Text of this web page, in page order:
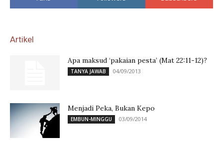
Artikel
Apa maksud ‘pakaian pesta’ (Mat 22:11-12)?
TANYA JAWAB 04/09/2013
Menjadi Peka, Bukan Kepo
EMBUN-MINGGU 03/09/2014